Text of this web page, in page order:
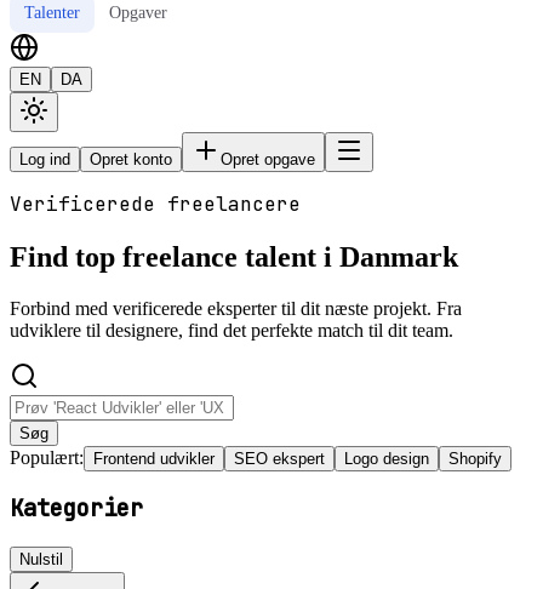
Talenter Opgaver
EN DA
Log ind Opret konto Opret opgave
Verificerede freelancere
Find top freelance talent i Danmark
Forbind med verificerede eksperter til dit næste projekt. Fra
udviklere til designere, find det perfekte match til dit team.
Søg
Populært: Frontend udvikler SEO ekspert Logo design Shopify
Kategorier
Nulstil